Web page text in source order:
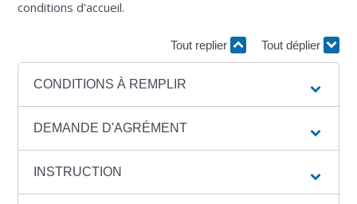
conditions d'accueil.
Tout replier Tout déplier
CONDITIONS À REMPLIR
DEMANDE D'AGRÉMENT
INSTRUCTION